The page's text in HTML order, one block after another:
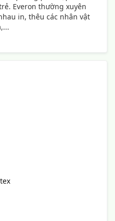
Everon thường xuyên
in, thêu các nhân vật